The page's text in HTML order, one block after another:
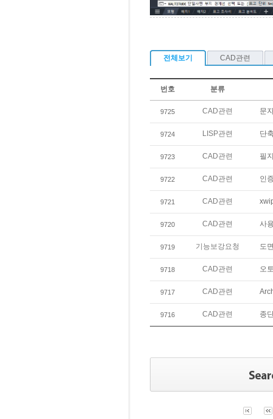
전체보기 CAD관련
번호 분류
9725 CAD관련 문
9724 LISP관련 단
9723 CAD관련 필
9722 CAD관련 인
9721 CAD관련
9720 CAD관련 사
9719 기능보강요청 도
9718 CAD관련 오
9717 CAD관련
9716 CAD관련 종